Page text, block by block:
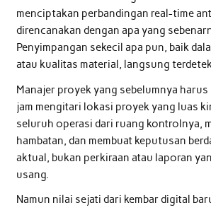
menciptakan perbandingan real-time
direncanakan dengan apa yang
Penyimpangan sekecil apa pun, baik
atau kualitas material, langsung
Manajer proyek yang sebelumnya
jam mengitari lokasi proyek yang luas
seluruh operasi dari ruang kontrolnya,
hambatan, dan membuat keputusan
aktual, bukan perkiraan atau laporan
usang.
Namun nilai sejati dari kembar digital